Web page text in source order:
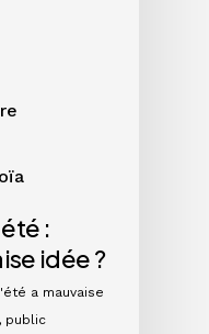
:
idée ?
a mauvaise
public